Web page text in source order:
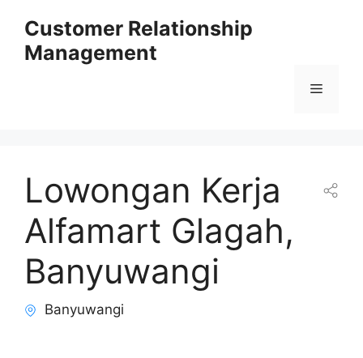
content
Customer Relationship
Management
Menu
Lowongan Kerja
Alfamart Glagah,
Banyuwangi
Banyuwangi